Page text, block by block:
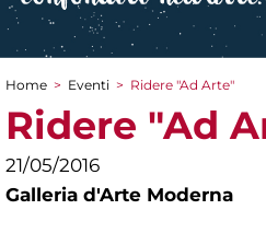
Tu sei qui
Home > Eventi > Ridere "Ad Arte"
Ridere "Ad
21/05/2016
Galleria d'Arte Moderna